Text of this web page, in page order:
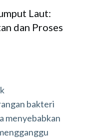
Laut:
dan Proses
bakteri
menyebabkan